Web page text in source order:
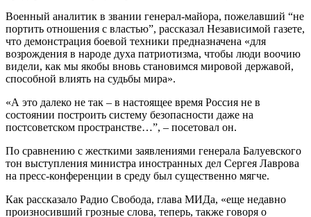
Военный аналитик в звании генерал-майора, пожелавший “не
портить отношения с властью”, рассказал Независимой газете,
что демонстрация боевой техники предназначена «для
возрождения в народе духа патриотизма, чтобы люди воочию
видели, как мы якобы вновь становимся мировой державой,
способной влиять на судьбы мира».
«А это далеко не так – в настоящее время Россия не в
состоянии построить систему безопасности даже на
постсоветском пространстве…”, – посетовал он.
По сравнению с жесткими заявлениями генерала Балуевского
тон выступления министра иностранных дел Сергея Лаврова
на пресс-конференции в среду был существенно мягче.
Как рассказало Радио Свобода, глава МИДа, «еще недавно
произносивший грозные слова, теперь, также говоря о